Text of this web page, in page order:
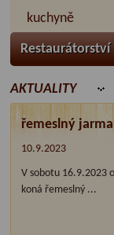
kuchyně
Restaurátorství
AKTUALITY
řemeslný
10.9.2023
V sobotu 16.9.2023
koná řemeslný ...